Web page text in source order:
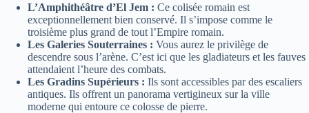
L’Amphithéâtre d’El Jem : Ce colisée romain est
exceptionnellement bien conservé. Il s’impose comme le
troisième plus grand de tout l’Empire romain.
Les Galeries Souterraines : Vous aurez le privilège de
descendre sous l’arène. C’est ici que les gladiateurs et les fauves
attendaient l’heure des combats.
Les Gradins Supérieurs : Ils sont accessibles par des escaliers
antiques. Ils offrent un panorama vertigineux sur la ville
moderne qui entoure ce colosse de pierre.